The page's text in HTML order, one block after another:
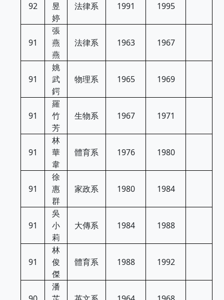
92
昱
婷
法律系 1991 1995
91
張
燕
燕
法律系 1963 1967
91
姚
武
鍔
物理系 1965 1969
91
羅
竹
芳
生物系 1967 1971
91
林
華
韋
體育系 1976 1980
91
徐
惠
群
家政系 1980 1984
91
吳
小
莉
大傳系 1984 1988
91
林
俊
傑
體育系 1988 1992
潘